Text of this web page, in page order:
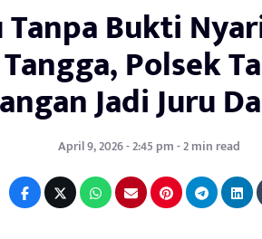
Bukti
Polsek
Jadi Juru
April 9, 2026 - 2:45 pm - 2 min read